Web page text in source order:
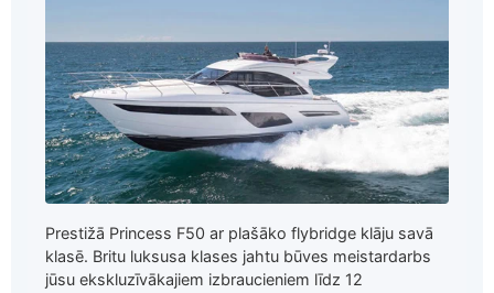
Prestižā Princess F50 ar plašāko flybridge klāju savā
klasē. Britu luksusa klases jahtu būves meistardarbs
jūsu ekskluzīvākajiem izbraucieniem līdz 12